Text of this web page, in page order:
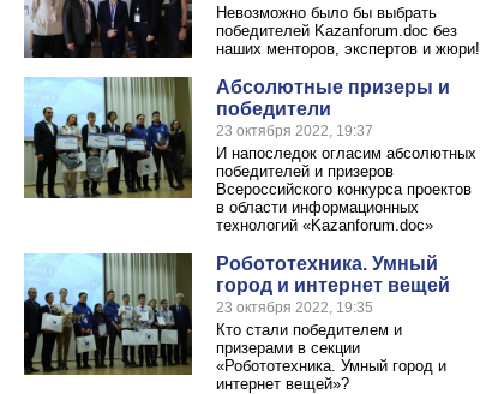
Невозможно было бы выбрать
победителей Kazanforum.doc без
наших менторов, экспертов и жюри!
Абсолютные призеры и
победители
23 октября 2022, 19:37
И напоследок огласим абсолютных
победителей и призеров
Всероссийского конкурса проектов
в области информационных
технологий «Kazanforum.doc»
Робототехника. Умный
город и интернет вещей
23 октября 2022, 19:35
Кто стали победителем и
призерами в секции
«Робототехника. Умный город и
интернет вещей»?